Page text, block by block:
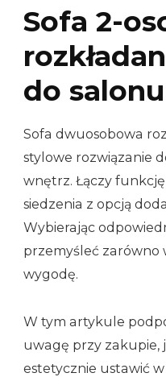
Sofa 2-
do salonu
Sofa dwuosobowa
stylowe rozwiązanie
wnętrz. Łączy
siedzenia z opcją
Wybierając
przemyśleć zarówno
wygodę.
W tym artykule
uwagę przy zakupie,
estetycznie ustawić